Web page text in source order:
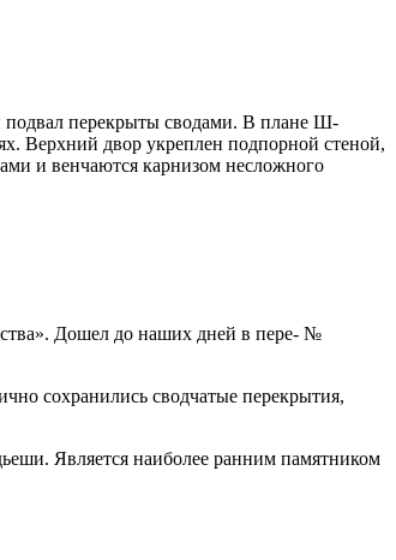
подвал перекрыты сводами. В плане Ш-
Верхний двор укреплен подпорной стеной,
и венчаются карнизом несложного
Дошел до наших дней в пере- №
сохранились сводчатые перекрытия,
Является наиболее ранним памятником